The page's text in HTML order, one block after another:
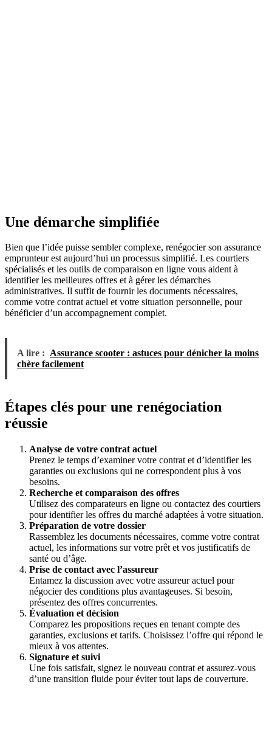
Une démarche simplifiée
Bien que l’idée puisse sembler complexe, renégocier son assurance
emprunteur est aujourd’hui un processus simplifié. Les courtiers
spécialisés et les outils de comparaison en ligne vous aident à
identifier les meilleures offres et à gérer les démarches
administratives. Il suffit de fournir les documents nécessaires,
comme votre contrat actuel et votre situation personnelle, pour
bénéficier d’un accompagnement complet.
A lire : Assurance scooter : astuces pour dénicher la moins
chère facilement
Étapes clés pour une renégociation
réussie
Analyse de votre contrat actuel
Prenez le temps d’examiner votre contrat et d’identifier les
garanties ou exclusions qui ne correspondent plus à vos
besoins.
Recherche et comparaison des offres
Utilisez des comparateurs en ligne ou contactez des courtiers
pour identifier les offres du marché adaptées à votre situation.
Préparation de votre dossier
Rassemblez les documents nécessaires, comme votre contrat
actuel, les informations sur votre prêt et vos justificatifs de
santé ou d’âge.
Prise de contact avec l’assureur
Entamez la discussion avec votre assureur actuel pour
négocier des conditions plus avantageuses. Si besoin,
présentez des offres concurrentes.
Évaluation et décision
Comparez les propositions reçues en tenant compte des
garanties, exclusions et tarifs. Choisissez l’offre qui répond le
mieux à vos attentes.
Signature et suivi
Une fois satisfait, signez le nouveau contrat et assurez-vous
d’une transition fluide pour éviter tout laps de couverture.